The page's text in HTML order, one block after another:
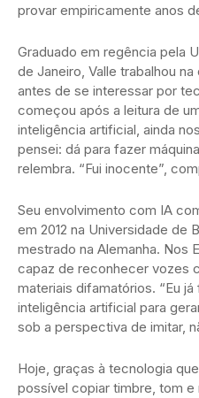
provar empiricamente anos
Graduado em regência pela
de Janeiro, Valle trabalhou
antes de se interessar por
começou após a leitura de
inteligência artificial, ainda
pensei: dá para fazer
relembra. “Fui inocente”,
Seu envolvimento com IA
em 2012 na Universidade de
mestrado na Alemanha. Nos
capaz de reconhecer vozes
materiais difamatórios. “Eu
inteligência artificial para
sob a perspectiva de imitar,
Hoje, graças à tecnologia
possível copiar timbre, tom